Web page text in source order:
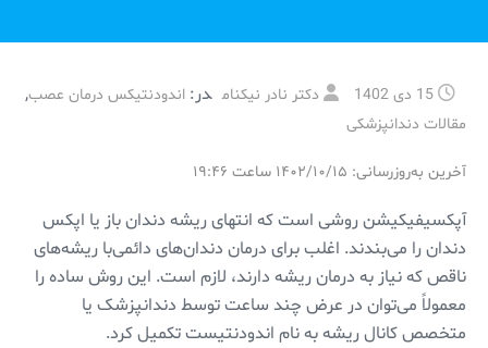
15 دی 1402 دکتر نادر نیکنام در: اندودنتیکس درمان عصب,
مقالات دندانپزشکی
آخرین به‌روزرسانی: ۱۴۰۲/۱۰/۱۵ ساعت ۱۹:۴۶
آپکسیفیکیشن روشی است که انتهای ریشه دندان باز یا اپکس
دندان را می‌بندند. اغلب برای درمان دندان‌های دائمی‌با ریشه‌های
ناقص که نیاز به درمان ریشه دارند، لازم است. این روش ساده را
معمولاً می‌توان در عرض چند ساعت توسط دندانپزشک یا
متخصص کانال ریشه به نام اندودنتیست تکمیل کرد.